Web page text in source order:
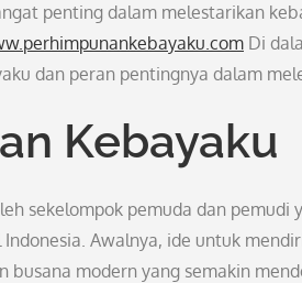
penting dalam melestarikan
Di
dan peran pentingnya dalam
Kebayaku
sekelompok pemuda dan pemudi
Awalnya, ide untuk
modern yang semakin